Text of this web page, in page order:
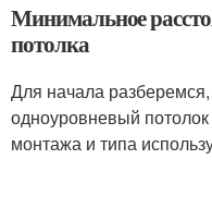
Минимальное
потолка
Для начала разберемся,
одноуровневый
монтажа и типа